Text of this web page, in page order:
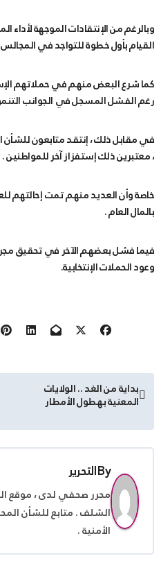
وبالرغم من الإنتقادات الموجهة لأداء
القيام بأول خطوة للتواجد في
كما شرع البعض منهم في حملاتهم
رغم الفشل المسجل في الجوانب
في مقابل ذلك ، إنتقد متابعون للشأن
، معتبرين ذلك إستفزاز آخر للمواطنين .
خاصة وأن العديد منهم تمت إحالتهم
بالمال العام .
فيما فشل بعضهم الآخر في تحقيق
وعود الحملات الإنتخابية.
تصفّح
المقالات
بداية من الغد .. الولايات
المعنية بهطول الأمطار
Byالتحرير
محرر صحفي لدى ، موقع
الشلف . متابع للشأن
الأمنية .